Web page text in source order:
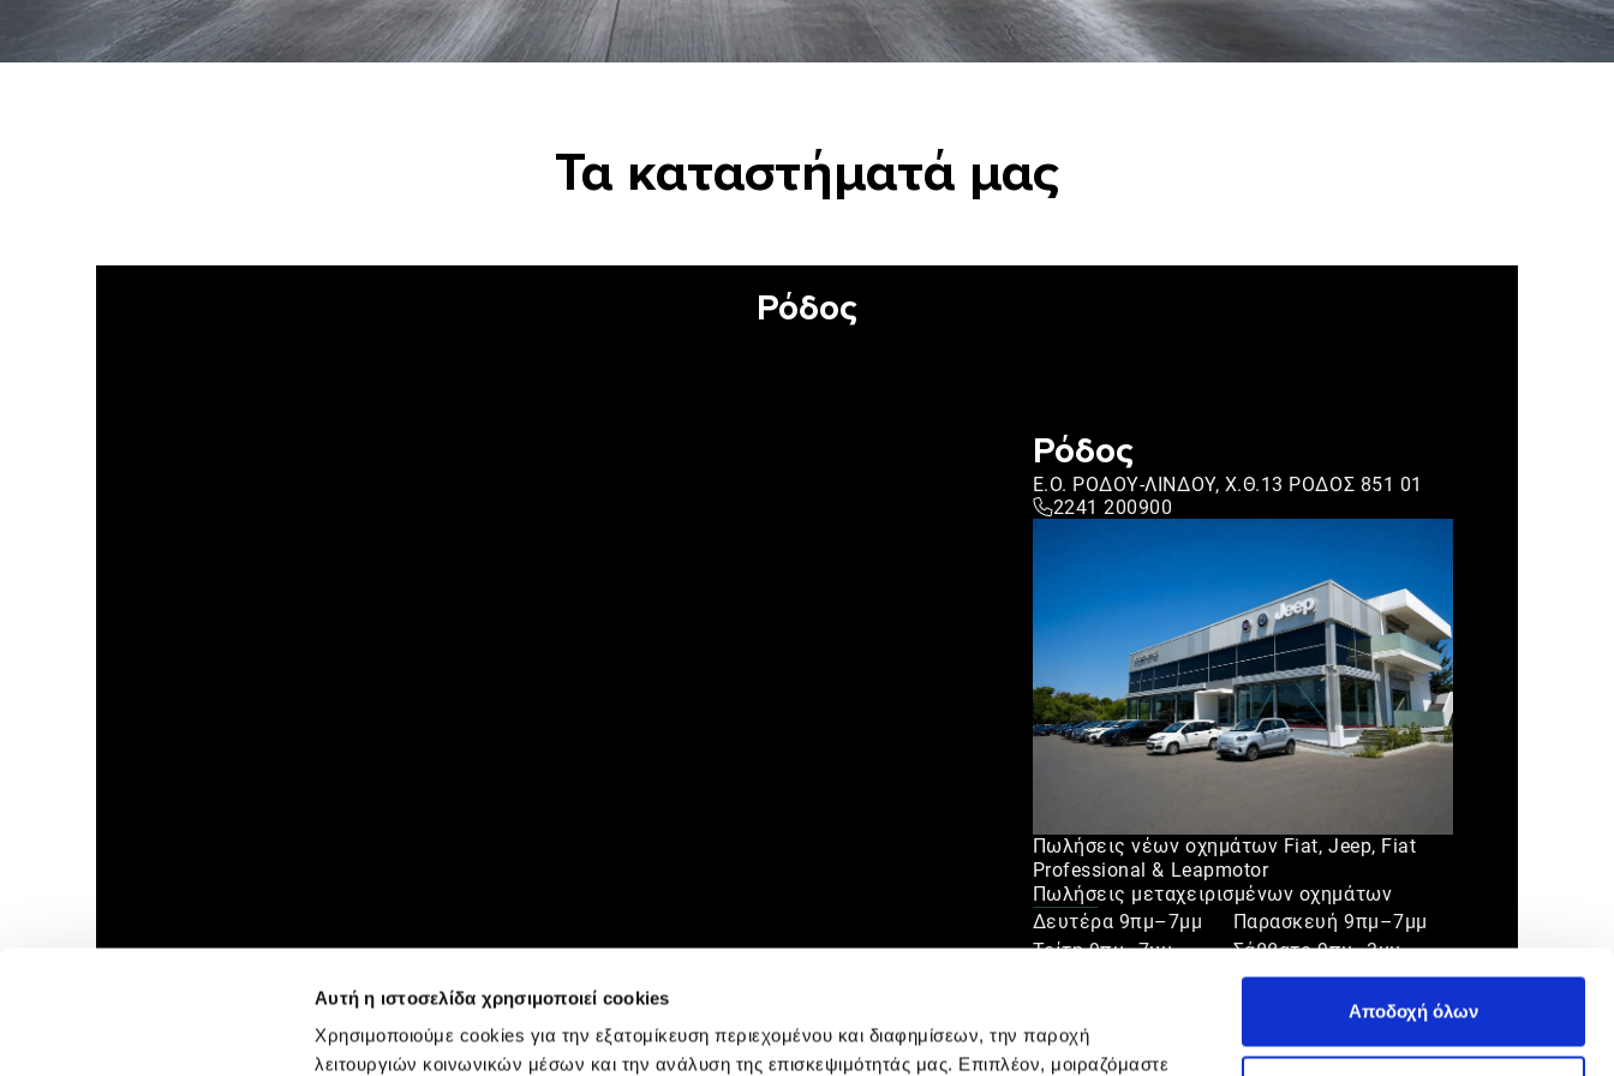
Αυτή η ιστοσελίδα χρησιμοποιεί cookies
Χρησιμοποιούμε cookies για την εξατομίκευση περιεχομένου και διαφημίσεων, την παροχή
λειτουργιών κοινωνικών μέσων και την ανάλυση της επισκεψιμότητάς μας. Επιπλέον, μοιραζόμαστε
Αποδοχή όλων
Τα καταστήματά μας
Ρόδος
Ρόδος
E.O. ΡΟΔΟΥ-ΛΙΝΔΟΥ, Χ.Θ.13 ΡΟΔΟΣ 851 01
2241 200900
Πωλήσεις νέων οχημάτων Fiat, Jeep, Fiat
Professional & Leapmotor
Πωλήσεις μεταχειρισμένων οχημάτων
Δευτέρα 9πμ–7μμ
Τρίτη 9πμ–7μμ
Παρασκευή 9πμ–7μμ
Σάββατο 9πμ–3μμ
Κυριακή Κλειστά